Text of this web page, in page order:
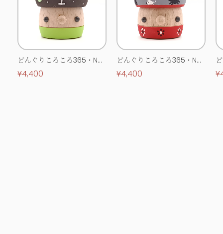
どんぐりころころ365・No.
0513
¥4,400
どんぐりころころ365・No.
0514
¥4,400